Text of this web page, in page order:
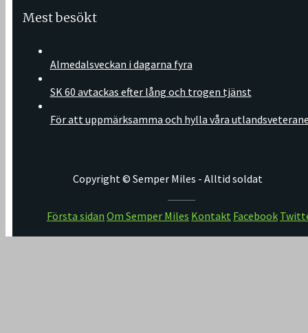
Mest besökt
Almedalsveckan i dagarna fyra
SK 60 avtackas efter lång och trogen tjänst
För att uppmärksamma och hylla våra
Copyright © Semper Miles - Alltid soldat
Första sidan Om Semper Miles Kontakt Facebook